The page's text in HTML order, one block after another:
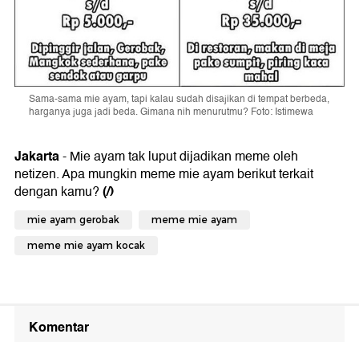
Sama-sama mie ayam, tapi kalau sudah disajikan di tempat berbeda,
harganya juga jadi beda. Gimana nih menurutmu? Foto: Istimewa
Jakarta- Mie ayam tak luput dijadikan meme oleh
netizen. Apa mungkin meme mie ayam berikut terkait
dengan kamu?(/)
mie ayam gerobak meme mie ayam
meme mie ayam kocak
Komentar